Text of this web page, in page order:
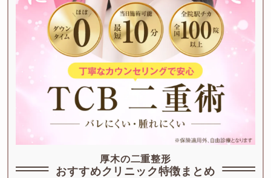
厚木の二重整形
おすすめクリニック特徴まとめ